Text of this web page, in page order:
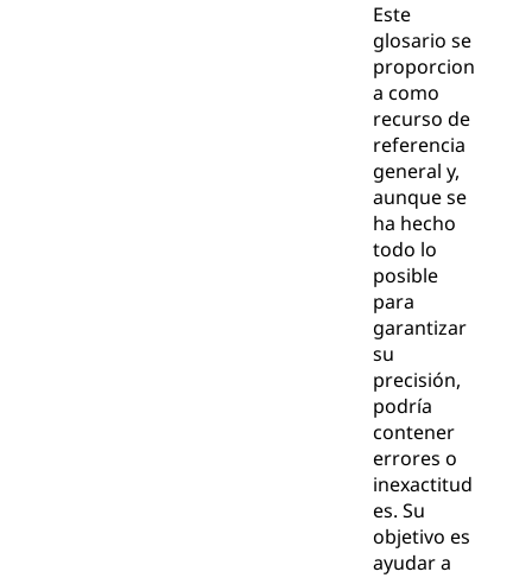
Este
glosario se
proporcion
a como
recurso de
referencia
general y,
aunque se
ha hecho
todo lo
posible
para
garantizar
su
precisión,
podría
contener
errores o
inexactitud
es. Su
objetivo es
ayudar a